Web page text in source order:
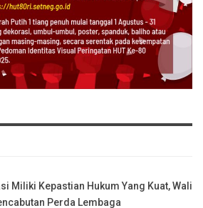
Miliki Kepastian Hukum Yang Kuat, Wali
Perda Lembaga